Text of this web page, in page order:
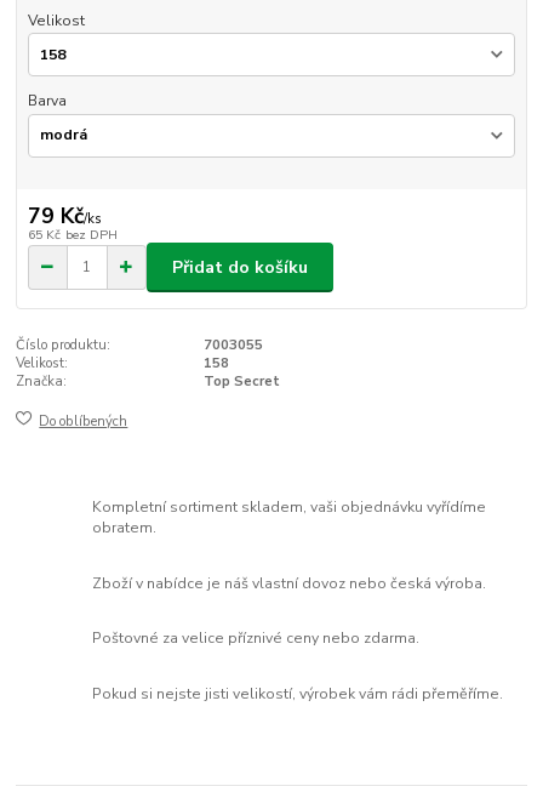
Velikost
Barva
79 Kč/ks
65 Kč bez DPH
Přidat do košíku
Číslo produktu:
7003055
Velikost:
158
Značka:
Top Secret
Do oblíbených
Kompletní sortiment skladem, vaši objednávku vyřídíme
obratem.
Zboží v nabídce je náš vlastní dovoz nebo česká výroba.
Poštovné za velice příznivé ceny nebo zdarma.
Pokud si nejste jisti velikostí, výrobek vám rádi přeměříme.